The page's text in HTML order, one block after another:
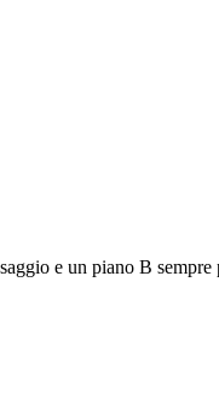
e un piano B